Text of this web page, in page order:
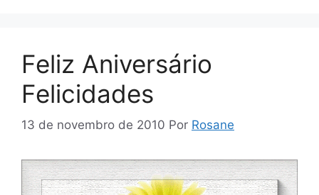
Feliz Aniversário
Felicidades
13 de novembro de 2010 Por Rosane